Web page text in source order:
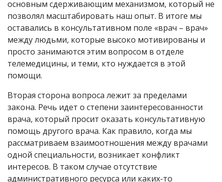
основным сдерживающим механизмом, который не
позволял масштабировать наш опыт. В итоге мы
оставались в консультативном поле «врач – врач»
между людьми, которые высоко мотивированы и
просто занимаются этим вопросом в отделе
телемедицины, и теми, кто нуждается в этой
помощи.
Вторая сторона вопроса лежит за пределами
закона. Речь идет о степени заинтересованности
врача, который просит оказать консультативную
помощь другого врача. Как правило, когда мы
рассматриваем взаимоотношения между врачами
одной специальности, возникает конфликт
интересов. В таком случае отсутствие
административного ресурса или каких-то